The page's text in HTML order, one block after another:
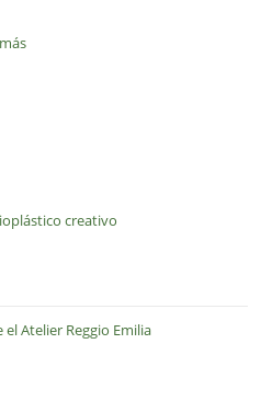
creativo
Atelier Reggio Emilia